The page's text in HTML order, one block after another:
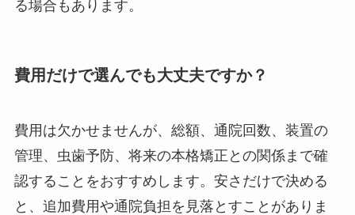
る場合もあります。
費用だけで選んでも大丈夫ですか？
費用は欠かせませんが、総額、通院回数、装置の
管理、虫歯予防、将来の本格矯正との関係まで確
認することをおすすめします。安さだけで決める
と、追加費用や通院負担を見落とすことがありま